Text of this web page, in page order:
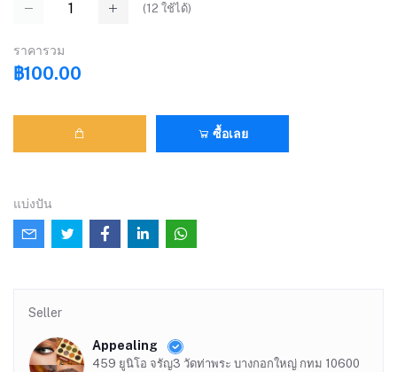
(12 ใช้ได้)
ราคารวม
฿100.00
ซื้อเลย
แบ่งปัน
Seller
Appealing
459 ยูนิโอ จรัญ3 วัดท่าพระ บางกอกใหญ่ กทม 10600